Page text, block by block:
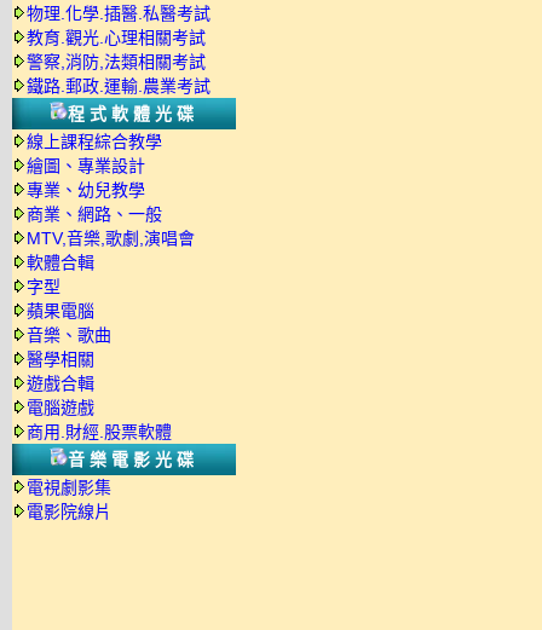
物理.化學.插醫.私醫考試
教育.觀光.心理相關考試
警察,消防,法類相關考試
鐵路.郵政.運輸.農業考試
程式軟體光碟
線上課程綜合教學
繪圖、專業設計
專業、幼兒教學
商業、網路、一般
MTV,音樂,歌劇,演唱會
軟體合輯
字型
蘋果電腦
音樂、歌曲
醫學相關
遊戲合輯
電腦遊戲
商用.財經.股票軟體
音樂電影光碟
電視劇影集
電影院線片